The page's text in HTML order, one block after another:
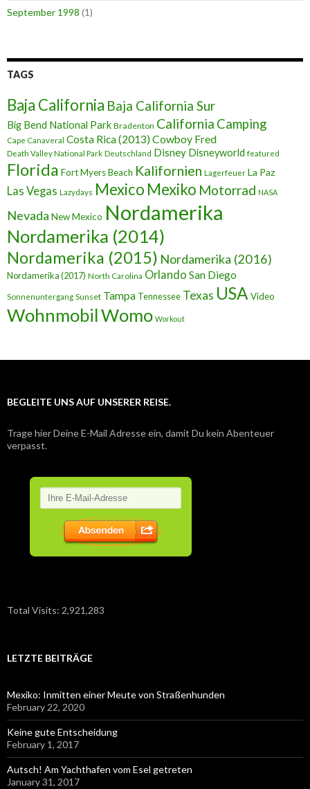
September 1998 (1)
TAGS
Baja California Baja California Sur
Big Bend National Park Bradenton California Camping
Cape Canaveral Costa Rica (2013) Cowboy Fred
Death Valley National Park Deutschland Disney Disneyworld featured
Florida Fort Myers Beach Kalifornien Lagerfeuer La Paz
Las Vegas Lazydays Mexico Mexiko Motorrad NASA
Nevada New Mexico Nordamerika
Nordamerika (2014)
Nordamerika (2015) Nordamerika (2016)
Nordamerika (2017) North Carolina Orlando San Diego
Sonnenuntergang Sunset Tampa Tennessee Texas USA Video
WohnmobilWomo Workout
BEGLEITE UNS AUF UNSERER REISE.
Trage hier Deine E-Mail Adresse ein, damit Du kein Abenteuer
verpasst.
Total Visits: 2,921,283
LETZTE BEITRÄGE
Mexiko: Inmitten einer Meute von Straßenhunden
February 22, 2020
Keine gute Entscheidung
February 1, 2017
Autsch! Am Yachthafen vom Esel getreten
January 31, 2017